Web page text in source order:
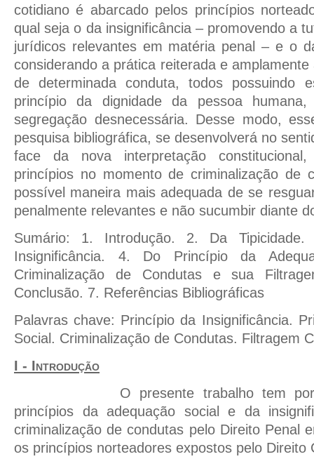
cotidiano é abarcado pelos princípios
qual seja o da insignificância – promovendo a
jurídicos relevantes em matéria penal – e o
considerando a prática reiterada e
de determinada conduta, todos possuindo
princípio da dignidade da pessoa
segregação desnecessária. Desse modo,
pesquisa bibliográfica, se desenvolverá no
face da nova interpretação
princípios no momento de criminalização de
possível maneira mais adequada de se
penalmente relevantes e não sucumbir diante
Sumário: 1. Introdução. 2. Da
Insignificância. 4. Do Princípio da
Criminalização de Condutas e sua
Conclusão. 7. Referências Bibliográficas
Palavras chave: Princípio da Insignificância.
Social. Criminalização de Condutas. Filtragem
I - Introdução
O presente trabalho tem
princípios da adequação social e da
criminalização de condutas pelo Direito Penal
os princípios norteadores expostos pelo Direito